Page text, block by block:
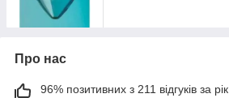
Про нас
96% позитивних з 211 відгуків за рік